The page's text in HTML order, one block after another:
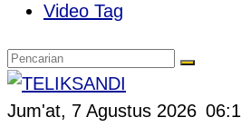
Video Tag
Jum'at, 7 Agustus 2026